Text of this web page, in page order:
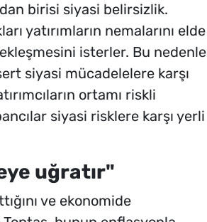
birisi siyasi belirsizlik.
yatırımların nemalarını elde
isterler. Bu nedenle
siyasi mücadelelere karşı
ortamı riskli
siyasi risklere karşı yerli
uğratır"
ve ekonomide